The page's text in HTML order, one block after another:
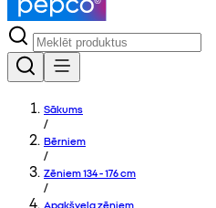
Sākums
/
Bērniem
/
Zēniem 134 - 176 cm
/
Apakšveļa zēniem